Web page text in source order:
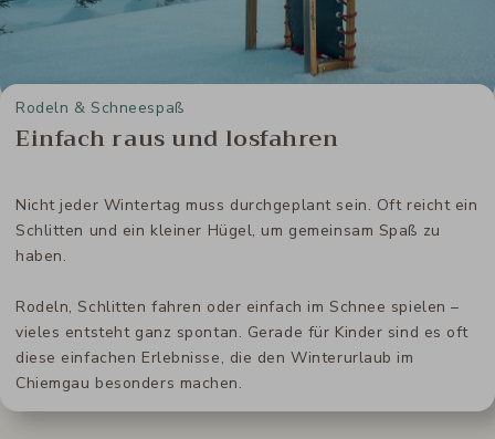
Rodeln & Schneespaß
Einfach raus und losfahren
Nicht jeder Wintertag muss durchgeplant sein. Oft reicht ein
Schlitten und ein kleiner Hügel, um gemeinsam Spaß zu
haben.
Rodeln, Schlitten fahren oder einfach im Schnee spielen –
vieles entsteht ganz spontan. Gerade für Kinder sind es oft
diese einfachen Erlebnisse, die den Winterurlaub im
Chiemgau besonders machen.